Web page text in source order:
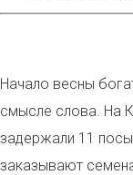
Начало весны
смысле слова. На
задержали 11
заказывают